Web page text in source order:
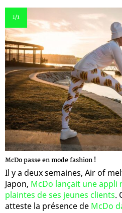
1/1
McDo passe en mode fashion !
Il y a deux semaines, Air of
Japon, McDo lançait une appli
plaintes de ses jeunes clients.
atteste la présence de McDo